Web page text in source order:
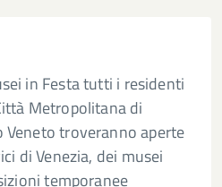
in Festa tutti i residenti
Metropolitana di
Veneto troveranno aperte
di Venezia, dei musei
temporanee